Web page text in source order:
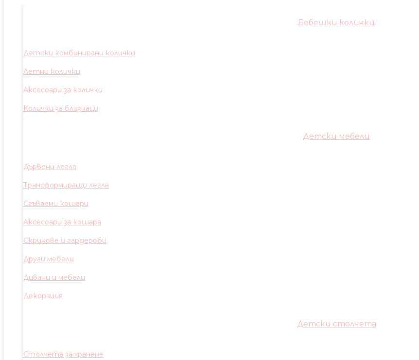
Бебешки колички
Детски комбинирани колички
Летни колички
Аксесоари за колички
Колички за близнаци
Детски мебели
Дървени легла
Трансформиращи легла
Сгъваеми кошари
Аксесоари за кошара
Скринове и гардероби
Други мебели
Дивани и мебели
Декорация
Детски столчета
Столчета за хранене